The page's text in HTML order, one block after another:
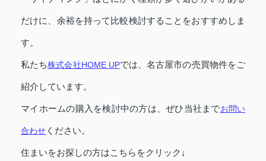
だけに、余裕を持って比較検討することをおすすめしま
す。
私たち株式会社HOME UPでは、名古屋市の売買物件をご
紹介しています。
マイホームの購入を検討中の方は、ぜひ当社までお問い
合わせ ください。
住まいをお探しの方はこちらをクリック↓